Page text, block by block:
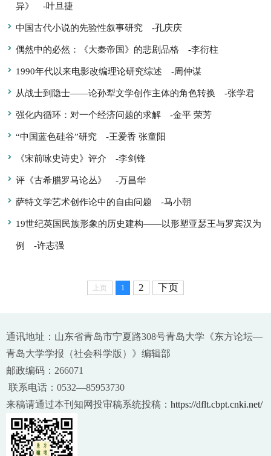
异》-叶旦捷
中国古代小说的先验性叙事研究-孔庆庆
偶然中的必然：《大秦帝国》的悲剧品格-李衍柱
1990年代以来电影改编理论研究综述-周仲谋
从战士到隐士——论孙犁文学创作主体的角色转换-张学君
强化内循环：对一个经济问题的求解-金平 荣芳
“中国蓝色硅谷”研究-王爱香 张童阳
《宋前咏史诗史》评介-李剑锋
评《古希腊罗马论丛》-万昌华
萨特文学艺术创作论中的自由问题-马小朝
19世纪英国民族形象的历史建构——以形塑亚瑟王与罗宾汉为
例-许志强
上页 1 2 下页
通讯地址：山东省青岛市宁夏路308号青岛大学《东方论坛—
青岛大学学报（社会科学版）》编辑部
邮政编码：266071
联系电话：0532—85953730
来稿请通过本刊知网投审稿系统投稿： https://dflt.cbpt.cnki.net/